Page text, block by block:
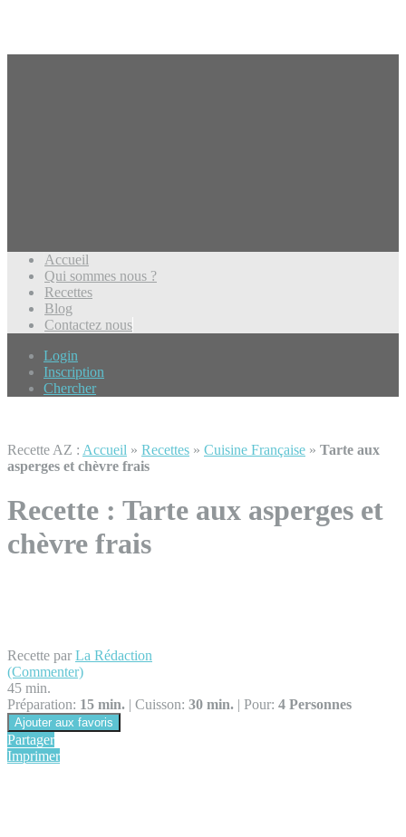
Accueil
Qui sommes nous ?
Recettes
Blog
Contactez nous
Login
Inscription
Chercher
Recette AZ : Accueil » Recettes » Cuisine Française » Tarte aux
asperges et chèvre frais
Recette : Tarte aux asperges et
chèvre frais
Recette par La Rédaction
(Commenter)
45 min.
Préparation: 15 min. | Cuisson: 30 min. | Pour: 4 Personnes
Ajouter aux favoris
Partager
Imprimer